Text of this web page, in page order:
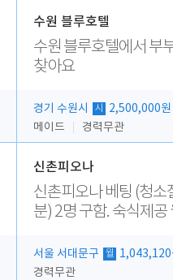
수원 블루호텔
수원 블루호텔에서 부
찾아요
경기 수원시 시
2,500,000원
메이드
경력무관
신촌피오나
신촌피오나 베팅 (청소잘하는
분) 2명 구함. 숙식제공 월4회휴
서울 서대문구 월
1,043,120
경력무관